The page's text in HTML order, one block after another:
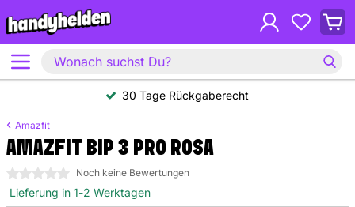
30 Tage Rückgaberecht
Amazfit
AMAZFIT BIP 3 PRO ROSA
0 Sterne Noch keine Bewertungen
Lieferung in 1-2 Werktagen